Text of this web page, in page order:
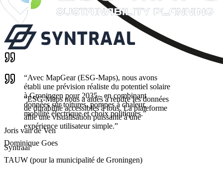
“ESG-Maps nous a aidés à rendre les données
de durabilité accessibles à tous. La plateforme
allie une visualisation puissante à une
expérience utilisateur simple.”
Dominique Goes
TAUW (pour la municipalité de Groningen)
“Avec MapGear (ESG-Maps), nous avons
établi une prévision réaliste du potentiel solaire
à Groningen pour 2035 - en combinant
données sur toitures, pompes à chaleur,
mobilité électrique et choix politiques.”
Joris van de Ven
Syntraal